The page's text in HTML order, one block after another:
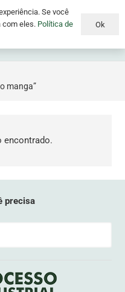
manga”
encontrado.
precisa
Se você
com eles. Política de
Ok